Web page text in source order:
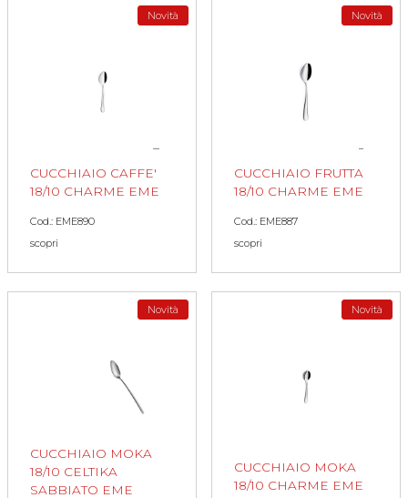
Novità
CUCCHIAIO CAFFE'
18/10 CHARME EME
Cod.: EME890
scopri
Novità
CUCCHIAIO FRUTTA
18/10 CHARME EME
Cod.: EME887
scopri
Novità
CUCCHIAIO MOKA
18/10 CELTIKA
SABBIATO EME
Novità
CUCCHIAIO MOKA
18/10 CHARME EME